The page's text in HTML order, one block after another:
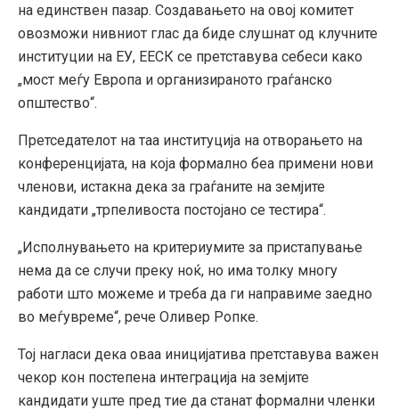
на единствен пазар. Создавањето на овој комитет
овозможи нивниот глас да биде слушнат од клучните
институции на ЕУ, ЕЕСК се претставува себеси како
„мост меѓу Европа и организираното граѓанско
општество“.
Претседателот на таа институција на отворањето на
конференцијата, на која формално беа примени нови
членови, истакна дека за граѓаните на земјите
кандидати „трпеливоста постојано се тестира“.
„Исполнувањето на критериумите за пристапување
нема да се случи преку ноќ, но има толку многу
работи што можеме и треба да ги направиме заедно
во меѓувреме“, рече Оливер Ропке.
Тој нагласи дека оваа иницијатива претставува важен
чекор кон постепена интеграција на земјите
кандидати уште пред тие да станат формални членки